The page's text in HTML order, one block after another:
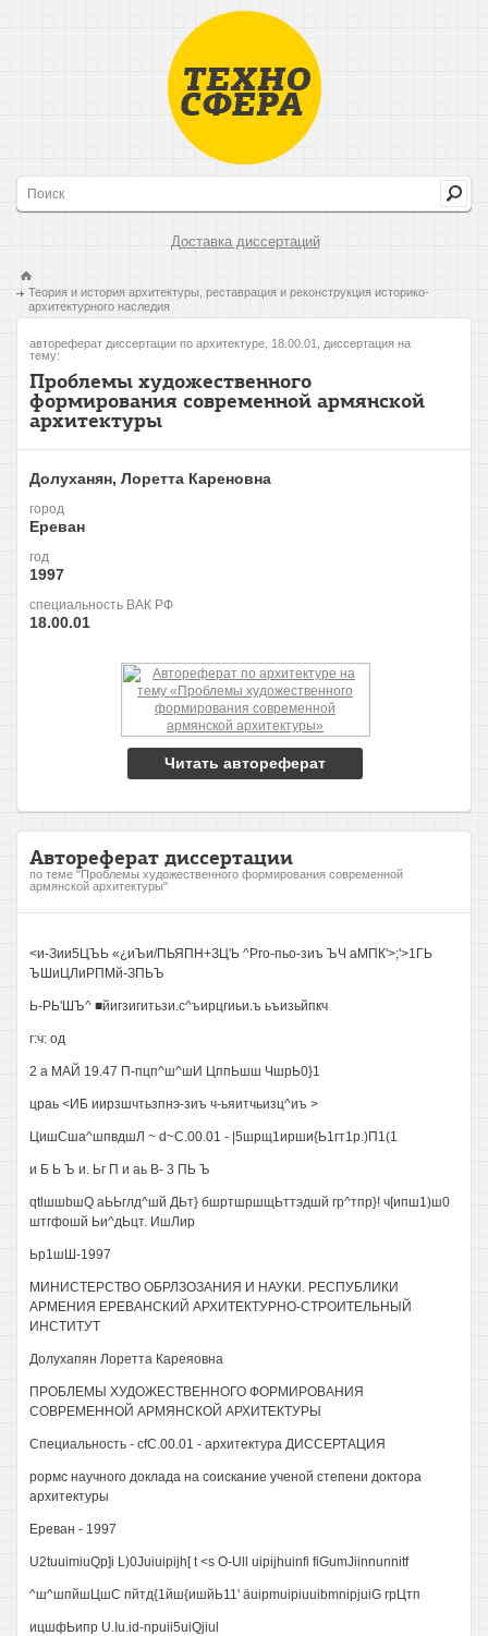
Доставка диссертаций
Теория и история архитектуры, реставрация и реконструкция историко-
архитектурного наследия
автореферат диссертации по архитектуре, 18.00.01, диссертация на
тему:
Проблемы художественного
формирования современной армянской
архитектуры
Долуханян, Лоретта Кареновна
город
Ереван
год
1997
специальность ВАК РФ
18.00.01
Читать автореферат
Автореферат диссертации
по теме "Проблемы художественного формирования современной
армянской архитектуры"
<и-Зии5ЦЪЬ «¿иЪи/ПЬЯПН+ЗЦ'Ь ^Рго-пьо-зиъ ЪЧ аМПК'>;'>1ГЬ
ЪШиЦЛиРПМй-ЗПЬЪ
Ь-РЬ'ШЪ^ ■йигзигитьзи.с^ъирцгиьи.ъ ьъизьйпкч
г:ч: од
2 а МАЙ 19.47 П-пцп^ш^шИ ЦппЬшш ЧшрЬ0}1
цраь <ИБ иирзшчтьзпнэ-зиъ ч-ьяитчьизц^иъ >
ЦишСша^шпвдшЛ ~ d~C.00.01 - |5шрщ1ирши{Ь1гт1р.)П1(1
и Б Ь Ъ и. Ьг П и аь В- 3 ПЬ Ъ
qtlшшbшQ аЬЬглд^шй ДЬт} бшртшршщЬттэдшй гр^тпр}! ч[ипш1)ш0
штгфошй Ьи^дЬцт. ИшЛир
Ьр1шШ-1997
МИНИСТЕРСТВО ОБРЛЗОЗАНИЯ И НАУКИ. РЕСПУБЛИКИ
АРМЕНИЯ ЕРЕВАНСКИЙ АРХИТЕКТУРНО-СТРОИТЕЛЬНЫЙ
ИНСТИТУТ
Долухапян Лоретта Кареяовна
ПРОБЛЕМЫ ХУДОЖЕСТВЕННОГО ФОРМИРОВАНИЯ
СОВРЕМЕННОЙ АРМЯНСКОЙ АРХИТЕКТУРЫ
Специальность - cfC.00.01 - архитектура ДИССЕРТАЦИЯ
рормс научного доклада на соискание ученой степени доктора
архитектуры
Ереван - 1997
U2tuuimiuQp]i L)0Juiuipijh[ t <s O-Ull uipijhuinfi fiGumJiinnunnitf
^ш^шпйшЦшС пйтд{1йш{ишйЬ11' äuipmuipiuuibmnipjuiG грЦтп
ицшфЬипр U.Iu.id-npuii5uiQjiul